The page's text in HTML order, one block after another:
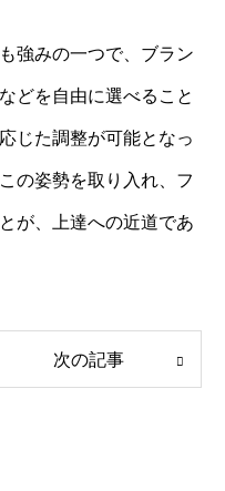
強みの一つで、ブラン
どを自由に選べること
じた調整が可能となっ
の姿勢を取り入れ、フ
が、上達への近道であ
次の記事